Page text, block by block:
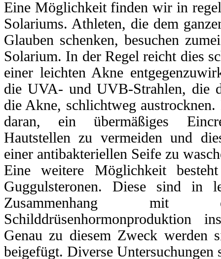
Eine Möglichkeit finden wir in
Solariums. Athleten, die dem
Glauben schenken, besuchen
Solarium. In der Regel reicht dies
einer leichten Akne
die UVA- und UVB-Strahlen, die
die Akne, schlichtweg
daran, ein übermäßiges
Hautstellen zu vermeiden und
einer antibakteriellen Seife zu
Eine weitere Möglichkeit
Guggulsteronen. Diese sind in
Zusammenhang mit
Schilddrüsenhormonproduktion
Genau zu diesem Zweck werden
beigefügt. Diverse Untersuchungen